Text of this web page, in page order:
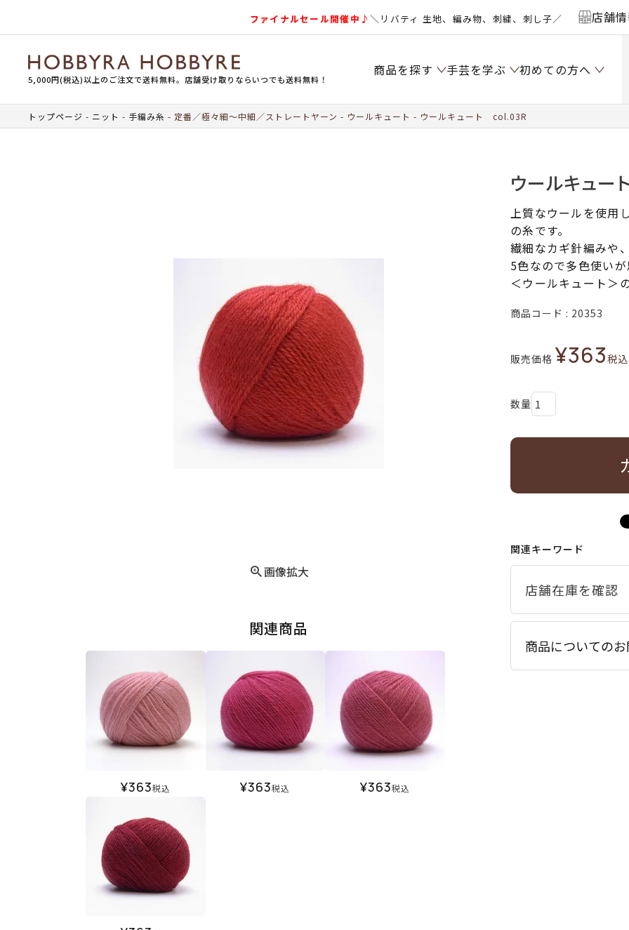
ファイナルセール開催中♪＼リバティ 生地、編み物、刺繍、刺し子／ 店舗
5,000円(税込)以上のご注文で送料無料。店舗受け取りならいつでも送料無料！
商品を探す 手芸を学ぶ 初めての方へ
トップページ ニット 手編み糸 定番／極々細～中細／ストレートヤーン ウールキュート ウールキュート col.03R
画像拡大
関連商品
¥363税込 ¥363税込 ¥363税込
ウールキュ
上質なウールを使用
の糸です。
繊細なカギ針編みや
5色なので多色使いが
＜ウールキュート＞
商品コード 20353
販売価格 ¥363税込
関連キーワード
商品についての